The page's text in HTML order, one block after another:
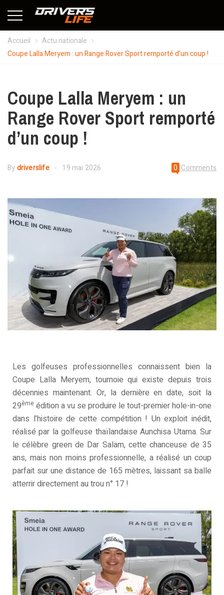
Accueil
Actu nationale
Coupe Lalla Meryem : un Range Rover Sport remporté d’un coup !
Coupe Lalla Meryem : un
Range Rover Sport remporté
d’un coup !
Bydriverslife 19 mai 2026 0 Comments
Les golfeuses professionnelles connaissent bien la
Coupe Lalla Meryem, tournoie qui existe depuis trois
décennies maintenant. Or, la dernière en date, soit la
29ème édition a vu se produire le tout-premier hole-in-one
dans l’histoire de cette compétition ! Un exploit inédit,
réalisé par la golfeuse thaïlandaise Aunchisa Utama. Sur
le célèbre green de Dar Salam, cette chanceuse de 35
ans, mais non moins professionnelle, a réalisé un coup
parfait sur une distance de 165 mètres, laissant sa balle
atterrir directement au trou n° 17 !